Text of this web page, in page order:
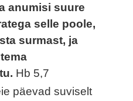
anumisi suure
selle poole,
surmast, ja
Hb 5,7
päevad suviselt